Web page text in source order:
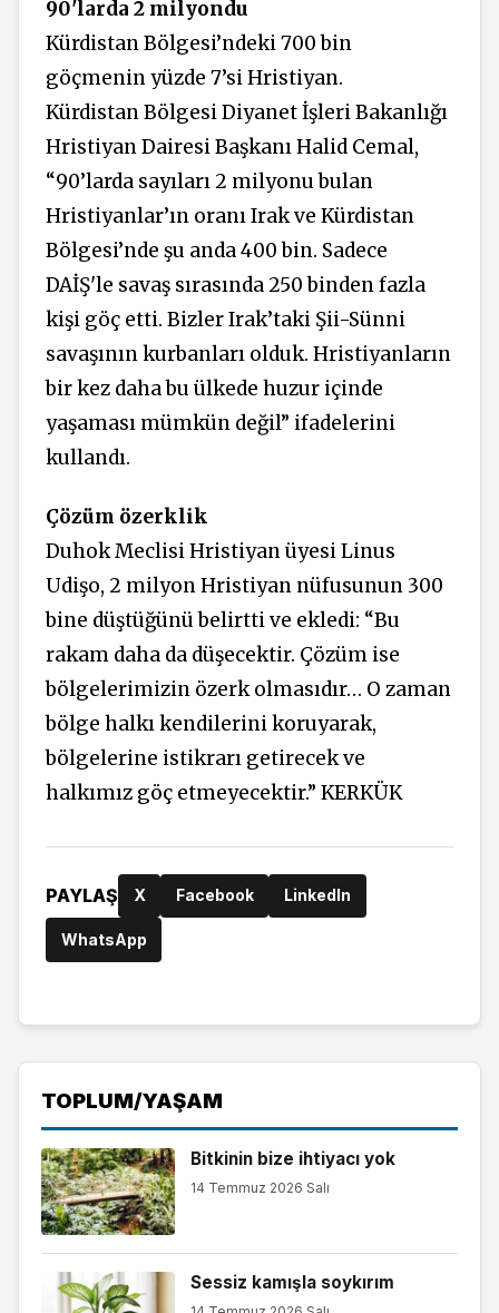
90'larda 2 milyondu
Kürdistan Bölgesi’ndeki 700 bin
göçmenin yüzde 7’si Hristiyan.
Kürdistan Bölgesi Diyanet İşleri Bakanlığı
Hristiyan Dairesi Başkanı Halid Cemal,
“90’larda sayıları 2 milyonu bulan
Hristiyanlar’ın oranı Irak ve Kürdistan
Bölgesi’nde şu anda 400 bin. Sadece
DAİŞ'le savaş sırasında 250 binden fazla
kişi göç etti. Bizler Irak’taki Şii-Sünni
savaşının kurbanları olduk. Hristiyanların
bir kez daha bu ülkede huzur içinde
yaşaması mümkün değil” ifadelerini
kullandı.
Çözüm özerklik
Duhok Meclisi Hristiyan üyesi Linus
Udişo, 2 milyon Hristiyan nüfusunun 300
bine düştüğünü belirtti ve ekledi: “Bu
rakam daha da düşecektir. Çözüm ise
bölgelerimizin özerk olmasıdır… O zaman
bölge halkı kendilerini koruyarak,
bölgelerine istikrarı getirecek ve
halkımız göç etmeyecektir.” KERKÜK
PAYLAŞ X Facebook LinkedIn
WhatsApp
TOPLUM/YAŞAM
Bitkinin bize ihtiyacı yok
14 Temmuz 2026 Salı
Sessiz kamışla soykırım